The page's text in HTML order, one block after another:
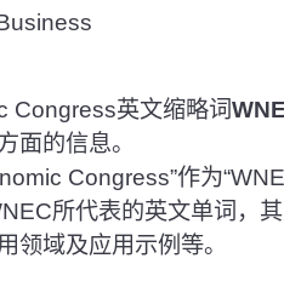
英文缩略词
面的信息。
Congress”作为
所代表的英文单词，
领域及应用示例等。